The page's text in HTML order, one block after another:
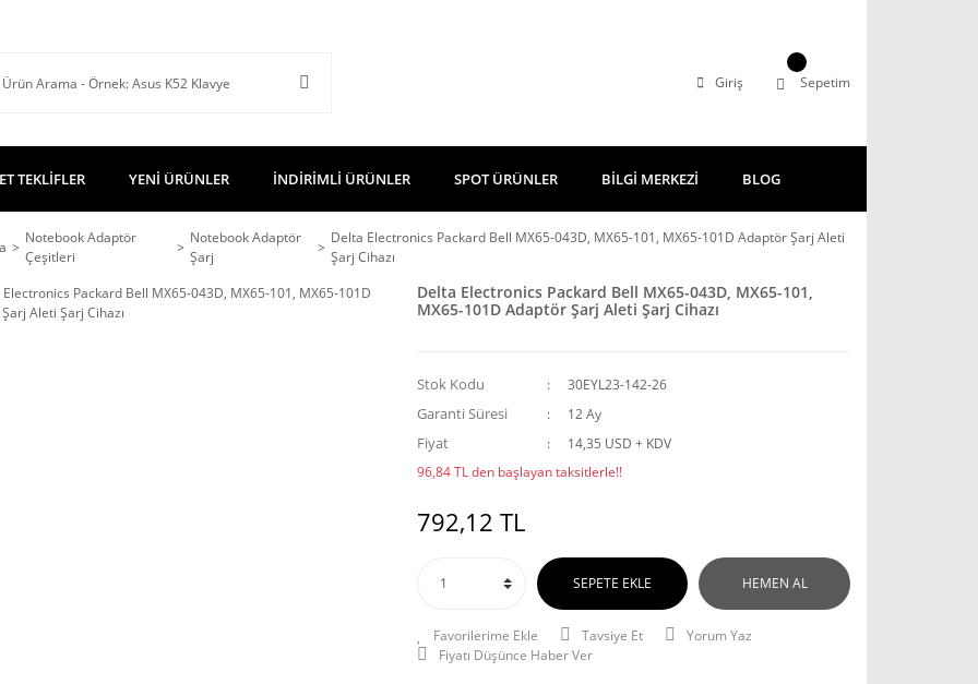
Giriş Sepetim
TEKLİFLER YENİ ÜRÜNLER İNDİRİMLİ ÜRÜNLER SPOT ÜRÜNLER BİLGİ MERKEZİ BLOG
Notebook Adaptör
Çeşitleri
Notebook Adaptör
Şarj
Delta Electronics Packard Bell MX65-043D, MX65-101, MX65-101D Adaptör Şarj Aleti
Şarj Cihazı
Delta Electronics Packard Bell MX65-043D, MX65-101,
MX65-101D Adaptör Şarj Aleti Şarj Cihazı
Stok Kodu 30EYL23-142-26
Garanti Süresi 12 Ay
Fiyat
14,35 USD + KDV
96,84 TL den başlayan taksitlerle!!
792,12 TL
SEPETE EKLE HEMEN AL
Tavsiye Et
Yorum Yaz
Fiyatı Düşünce Haber Ver